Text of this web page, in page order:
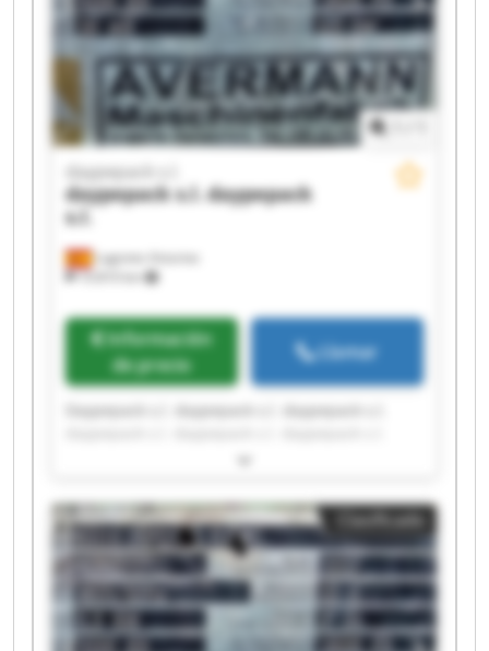
Lugones Asturias
10.810 km
daypepack s.l.
daypepack s.l.daypepack
s.l.
Información
de precio
Llamar
Daypepack s.l. daypepack s.l. daypepack s.l.
daypepack s.l. daypepack s.l. daypepack s.l.
daypepack s.l. daypepack s.l. daypepack s.l.
daypepack s.l. daypepack s.l. daypepack s.l.
daypepack s.l. daypepack s.l.